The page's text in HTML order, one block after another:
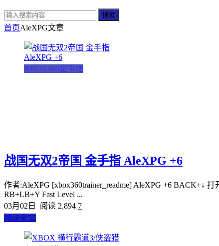
搜索
首页AleXPG文章
XBOX360金手指
战国无双2帝国 金手指 AleXPG +6
作者:AleXPG [xbox360trainer_readme] AleXPG +6 BACK+↓
RB+LB+Y Fast Level ...
03月02日
阅读 2,894 7
阅读全文